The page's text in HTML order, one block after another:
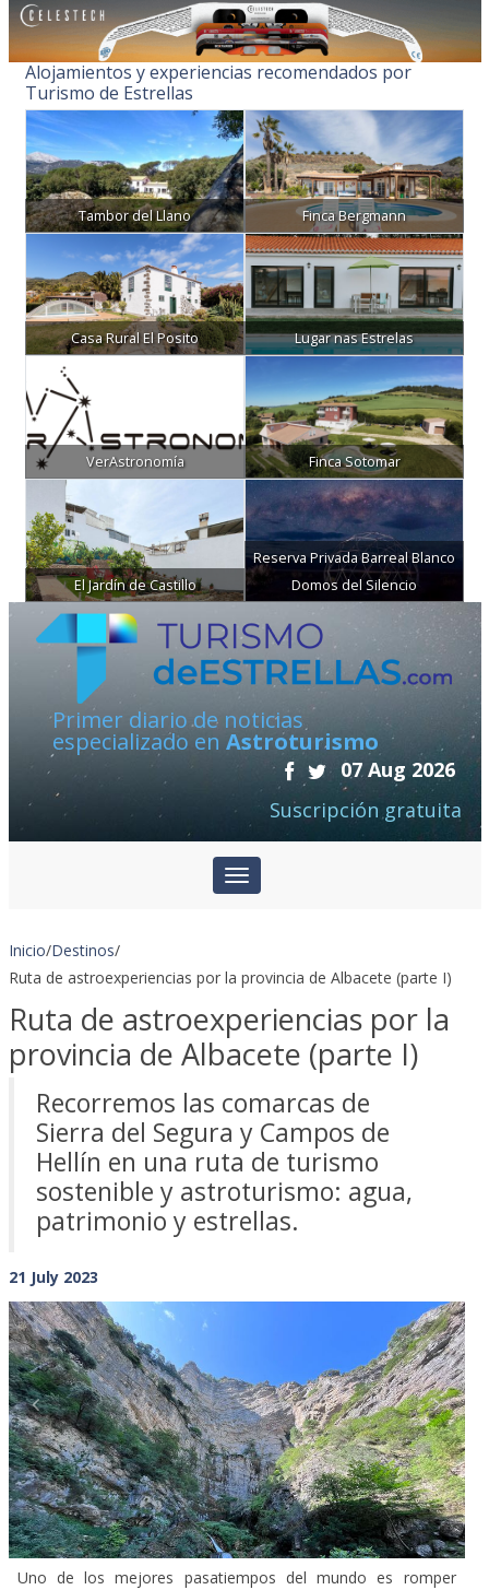
Alojamientos y experiencias recomendados por
Turismo de Estrellas
Tambor del Llano Finca Bergmann
Casa Rural El Posito Lugar nas Estrelas
VerAstronomía Finca Sotomar
El Jardín de Castillo
Reserva Privada Barreal Blanco
Domos del Silencio
Primer diario de noticias
especializado en Astroturismo
07 Aug 2026
Suscripción gratuita
Inicio/Destinos/
Ruta de astroexperiencias por la provincia de Albacete (parte I)
Ruta de astroexperiencias por la
provincia de Albacete (parte I)
Recorremos las comarcas de
Sierra del Segura y Campos de
Hellín en una ruta de turismo
sostenible y astroturismo: agua,
patrimonio y estrellas.
21 July 2023
Previous Next
Uno de los mejores pasatiempos del mundo es romper